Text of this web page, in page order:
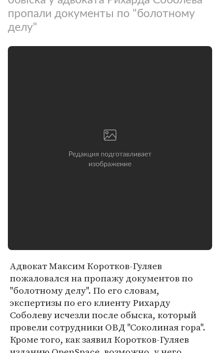
пропали документы по "болотному
делу"
Адвокат Максим Коротков-Гуляев
пожаловался на пропажу документов по
"болотному делу". По его словам,
экспертизы по его клиенту Рихарду
Соболеву исчезли после обыска, который
провели сотрудники ОВД "Соколиная гора".
Кроме того, как заявил Коротков-Гуляев